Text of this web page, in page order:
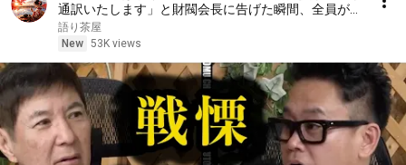
通訳いたします」と財閥会長に告げた瞬間、全員が嘲
笑した。しかし5分後、その場は静まり返った。#動
エピソード#老後の物語 #家族の物語
語り茶屋
New 53K views